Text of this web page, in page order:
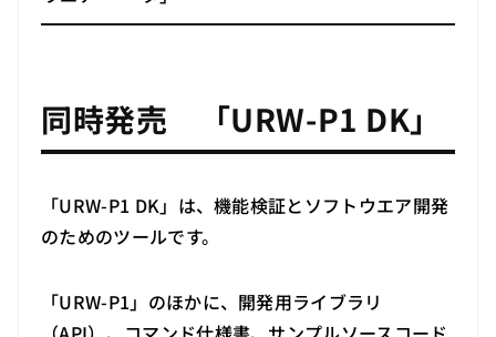
同時発売 「URW-P1 DK」
「URW-P1 DK」は、機能検証とソフトウエア開発
のためのツールです。
「URW-P1」のほかに、開発用ライブラリ